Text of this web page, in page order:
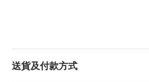
送貨及付款方式